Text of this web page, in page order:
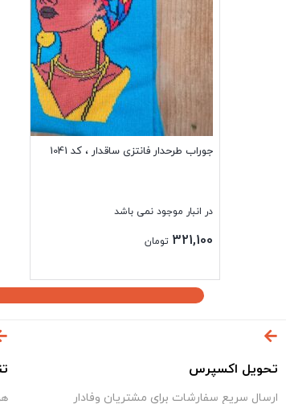
جوراب طرحدار فانتزی ساقدار ، کد 1041
در انبار موجود نمی باشد
321,100 تومان
بستن
تحویل اکسپرس
ارسال سریع سفارشات برای مشتریان وفادار